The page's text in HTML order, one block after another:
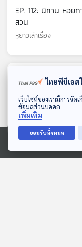
ดาวน์โหลด Thai PBS Podcast
Ⓒ 2020 องค์การกระจายเสียงและแพ
EP. 112: นิทาน หอยท
สวน
หูยาวเล่าเรื่อง
ตอนที่เกี่ยวข้องไทยพีบีเอส
เว็บไซต์ของเรามีการจัด
ข้อมูลส่วนบุคคล
เพิ่มเติม
ยอมรับทั้งหมด